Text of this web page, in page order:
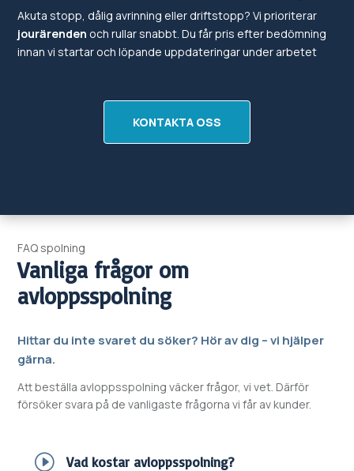
Akuta stopp, dålig avrinning eller driftstopp? Vi prioriterar
jourärenden och rullar snabbt. Du får pris efter bedömning
innan vi startar och löpande uppdateringar under arbetet
KONTAKTA OSS
FAQ spolning
Vanliga frågor om
avloppsspolning
Hittar du inte svaret du söker? Hör av dig – vi hjälper
gärna.
Att beställa avloppsspolning väcker frågor, vi vet. Därför
försöker svara på de vanligaste frågorna vi får av kunder.
Vad kostar avloppsspolning?